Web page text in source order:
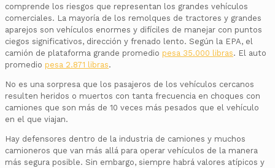
comprende los riesgos que representan los grandes vehículos
comerciales. La mayoría de los remolques de tractores y grandes
aparejos son vehículos enormes y difíciles de manejar con puntos
ciegos significativos, dirección y frenado lento. Según la EPA, el
camión de plataforma grande promedio pesa 35.000 libras. El auto
promedio pesa 2.871 libras.
No es una sorpresa que los pasajeros de los vehículos cercanos
resulten heridos o muertos con tanta frecuencia en choques con
camiones que son más de 10 veces más pesados que el vehículo
en el que viajan.
Hay defensores dentro de la industria de camiones y muchos
camioneros que van más allá para operar vehículos de la manera
más segura posible. Sin embargo, siempre habrá valores atípicos y